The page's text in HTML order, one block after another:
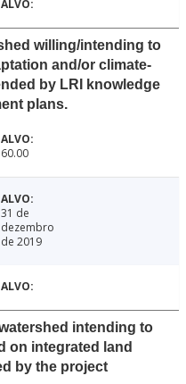
willing/intending to
and/or climate-
by LRI knowledge
plans.
60.00
31 de
dezembro
de 2019
intending to
on integrated land
by the project